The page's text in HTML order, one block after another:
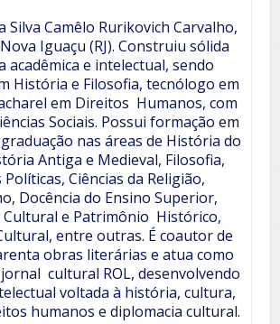
Silva Camêlo Rurikovich Carvalho,
Iguaçu (RJ). Construiu sólida
acadêmica e intelectual, sendo
História e Filosofia, tecnólogo em
em Direitos Humanos, com
Sociais. Possui formação em
nas áreas de História do
Antiga e Medieval, Filosofia,
Políticas, Ciências da Religião,
Docência do Ensino Superior,
Cultural e Patrimônio Histórico,
entre outras. É coautor de
obras literárias e atua como
cultural ROL, desenvolvendo
voltada à história, cultura,
humanos e diplomacia cultural.